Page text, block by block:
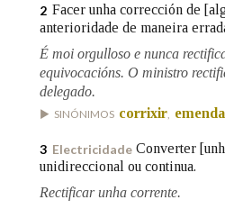
BUSCAR NO CONTIDO
Nas definicións
2 Facer unha corrección de
anterioridade de maneira
É moi orgulloso e nunca
equivocacións. O ministro
delegado.
SINÓNIMOS corrixir
3 Electricidade Converter
unidireccional ou continua.
Rectificar unha corrente.